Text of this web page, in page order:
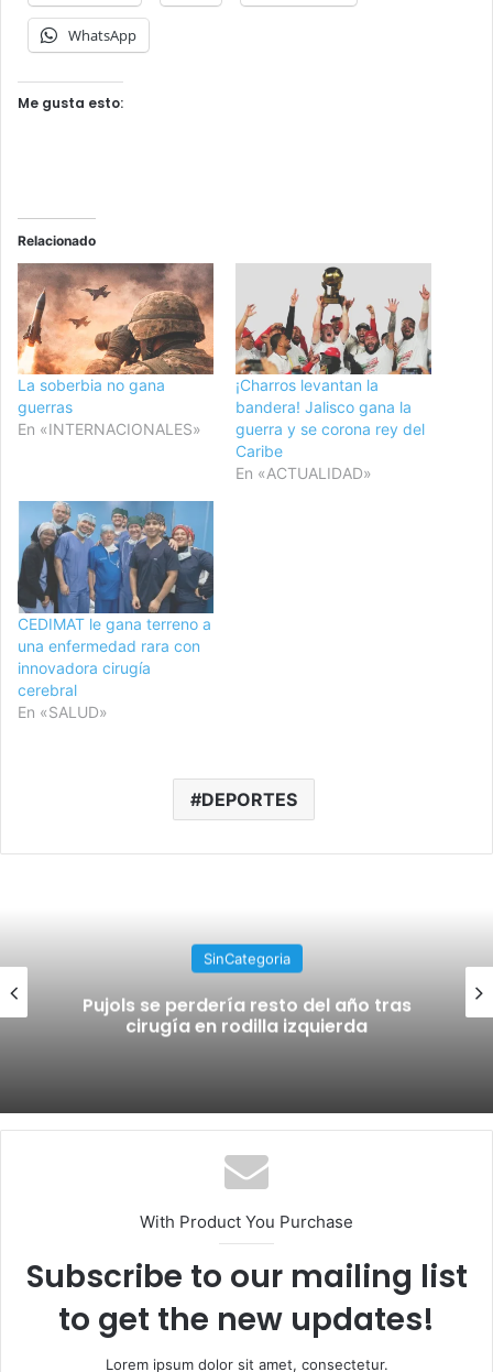
WhatsApp
Me gusta esto:
Relacionado
La soberbia no gana
guerras
En «INTERNACIONALES»
¡Charros levantan la
bandera! Jalisco gana la
guerra y se corona rey del
Caribe
En «ACTUALIDAD»
CEDIMAT le gana terreno a
una enfermedad rara con
innovadora cirugía
cerebral
En «SALUD»
DEPORTES
SinCategoria
Pujols se perdería resto del año tras
cirugía en rodilla izquierda
With Product You Purchase
Subscribe to our mailing list
to get the new updates!
Lorem ipsum dolor sit amet, consectetur.